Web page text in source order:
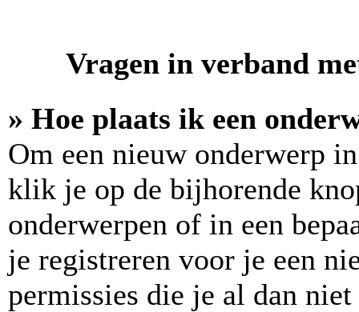
Vragen in verband
» Hoe plaats ik een
Om een nieuw onderwerp
klik je op de bijhorende
onderwerpen of in een
je registreren voor je een
permissies die je al dan